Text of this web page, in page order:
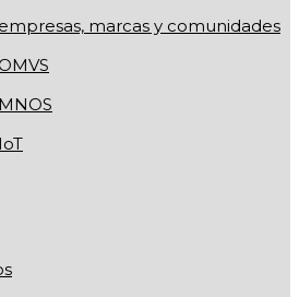
marcas y comunidades